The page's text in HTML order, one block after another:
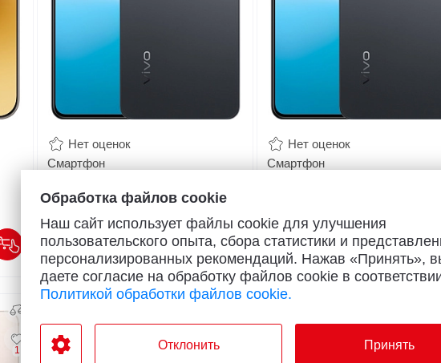
Нет оценок
Смартфон
от60.84руб./мес.
от1319 руб.
Нет оценок
Смартфон
от 1419руб.
В
4магазинах
1
Ждем поступления
Обработка файлов cookie
Наш сайт использует файлы cookie для улучшения
пользовательского опыта, сбора статистики и
персонализированных рекомендаций. Нажав «Принять»,
даете согласие на обработку файлов cookie в
Политикой обработки файлов cookie.
Отклонить Принять